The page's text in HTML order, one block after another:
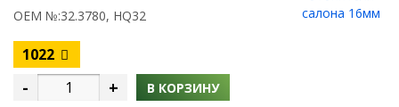
OEM №:32.3780, HQ32
1022
- + В КОРЗИНУ